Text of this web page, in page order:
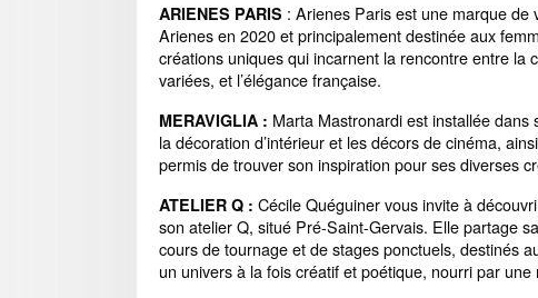
ARIENES PARIS : Arienes Paris est une marque
Arienes en 2020 et principalement destinée aux
créations uniques qui incarnent la rencontre entre
variées, et l’élégance française.
MERAVIGLIA : Marta Mastronardi est installée
la décoration d’intérieur et les décors de cinéma,
permis de trouver son inspiration pour ses diverses
ATELIER Q : Cécile Quéguiner vous invite à
son atelier Q, situé Pré-Saint-Gervais. Elle partage
cours de tournage et de stages ponctuels, destinés
un univers à la fois créatif et poétique, nourri par